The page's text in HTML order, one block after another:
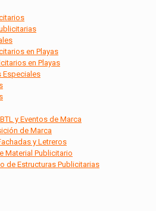
en Playas
en Playas
Especiales
y Eventos de Marca
de Marca
y Letreros
Material Publicitario
de Estructuras Publicitarias